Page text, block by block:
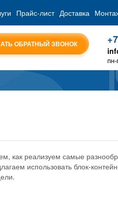
Прайс-лист Доставка
ОБРАТНЫЙ ЗВОНОК
как реализуем самые
использовать блок-